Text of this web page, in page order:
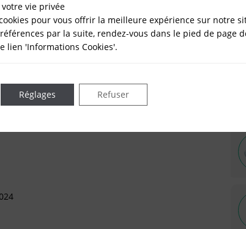
LIGNE DANS LE DÉPARTEMENT DU 93 -
votre vie privée
pour vous offrir la meilleure expérience sur notre
par la suite, rendez-vous dans le pied de page
lien 'Informations Cookies'.
Refuser
Réglages